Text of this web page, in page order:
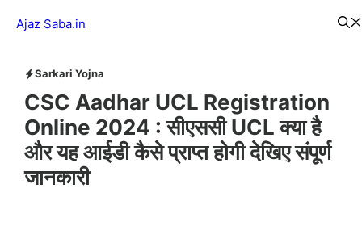
Ajaz Saba.in
Sarkari Yojna
CSC Aadhar UCL Registration
Online 2024 : सीएससी UCL क्या है
और यह आईडी कैसे प्राप्त होगी देखिए संपूर्ण
जानकारी